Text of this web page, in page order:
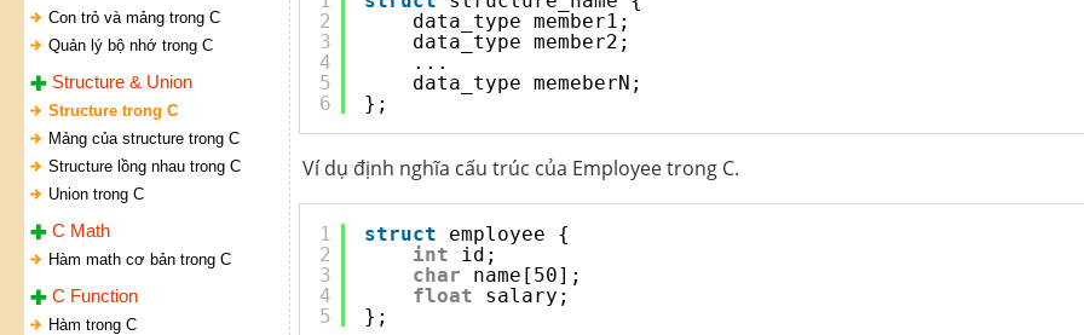
Con trỏ và mảng trong C
Quản lý bộ nhớ trong C
Structure & Union
Structure trong C
Mảng của structure trong C
Structure lồng nhau trong C
Union trong C
C Math
Hàm math cơ bản trong C
C Function
Hàm trong C
2
3
4
5
6
data_type member1;
data_type member2;
...
data_type memeberN;
};
Ví dụ định nghĩa cấu trúc của Employee trong C.
1
2
3
4
5
struct
employee {
int
id;
char
name[50];
float
salary;
};